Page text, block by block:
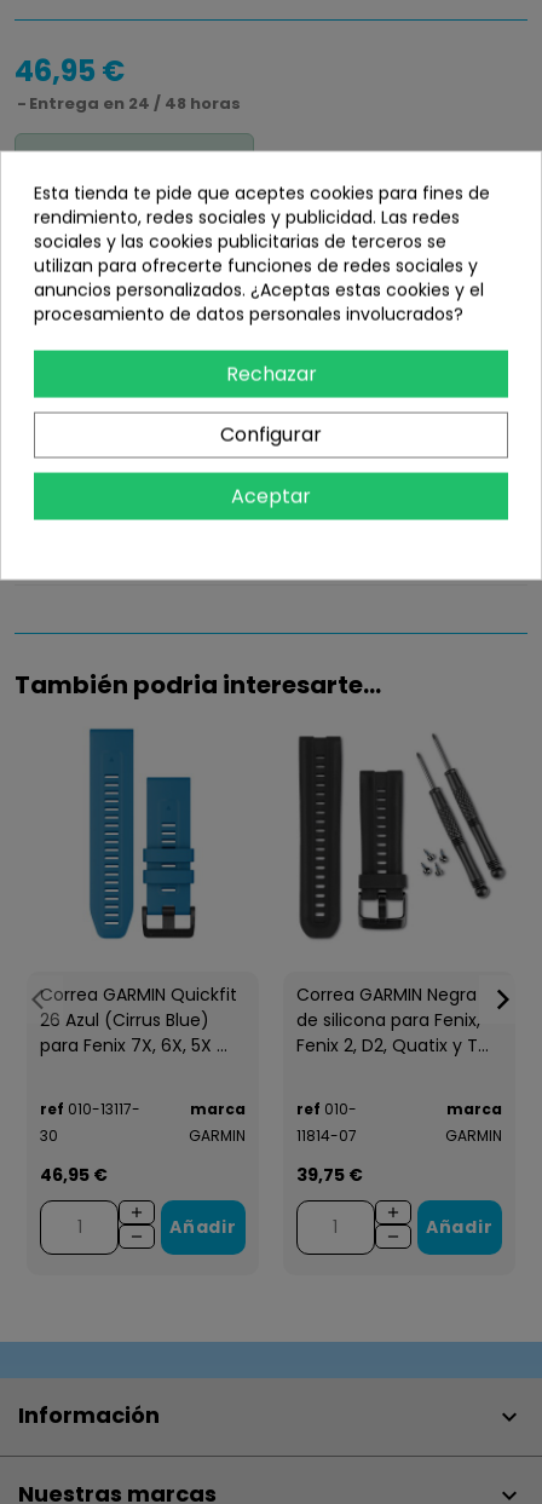
46,95 €
Entrega en 24 / 48 horas
info_outlineEn stock
Añadir
shareCompartir
También podria interesarte...
Correa GARMIN Quickfit
26 Azul (Cirrus Blue)
para Fenix 7X, 6X, 5X ...
ref 010-13117-
30
marca
GARMIN
46,95 €
Añadir
Correa GARMIN Negra
de silicona para Fenix,
Fenix 2, D2, Quatix y T...
ref 010-
11814-07
marca
GARMIN
39,75 €
Añadir
Información 
Nuestras marcas 
Esta tienda te pide que aceptes cookies para fines de
rendimiento, redes sociales y publicidad. Las redes
sociales y las cookies publicitarias de terceros se
utilizan para ofrecerte funciones de redes sociales y
anuncios personalizados. ¿Aceptas estas cookies y el
procesamiento de datos personales involucrados?
Rechazar
Configurar
Aceptar